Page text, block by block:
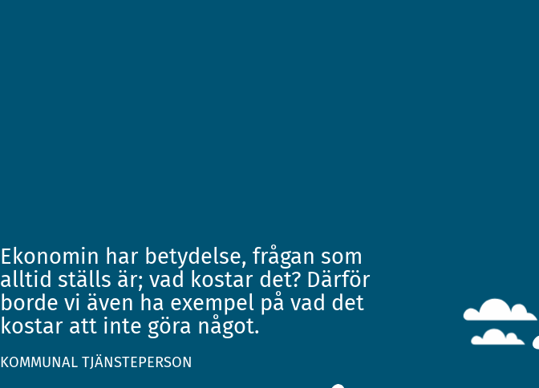
Ekonomin har betydelse, frågan som
alltid ställs är; vad kostar det? Därför
borde vi även ha exempel på vad det
kostar att inte göra något.
KOMMUNAL TJÄNSTEPERSON